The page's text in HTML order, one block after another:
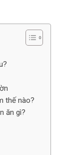
thế nào?
ăn gì?